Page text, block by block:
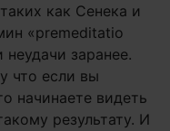
как Сенека и
«premeditatio
заранее.
что если вы
начинаете видеть
результату. И